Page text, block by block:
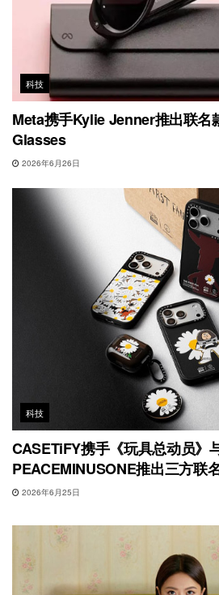
科技
Meta携手Kylie Jenner推出联名
Glasses
2026年6月26日
科技
CASETiFY携手《玩具总动员》
PEACEMINUSONE推出三方联
2026年6月25日